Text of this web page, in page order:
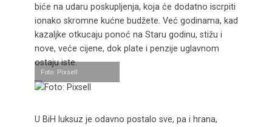
biće na udaru poskupljenja, koja će dodatno iscrpiti
ionako skromne kućne budžete. Već godinama, kad
kazaljke otkucaju ponoć na Staru godinu, stižu i
nove, veće cijene, dok plate i penzije uglavnom
ostaju iste.
Foto: Pixsell
U BiH luksuz je odavno postalo sve, pa i hrana,